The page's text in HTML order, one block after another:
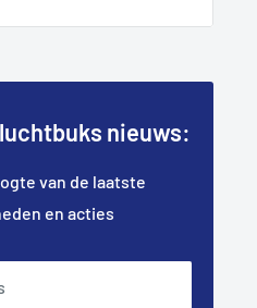
nieuws:
van de laatste
en acties